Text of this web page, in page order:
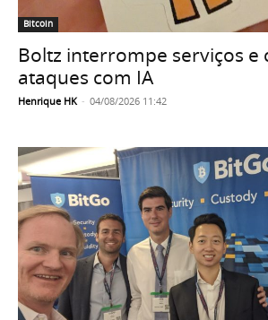
Bitcoin
Boltz interrompe serviços e
ataques com IA
Henrique HK - 04/08/2026 11:42